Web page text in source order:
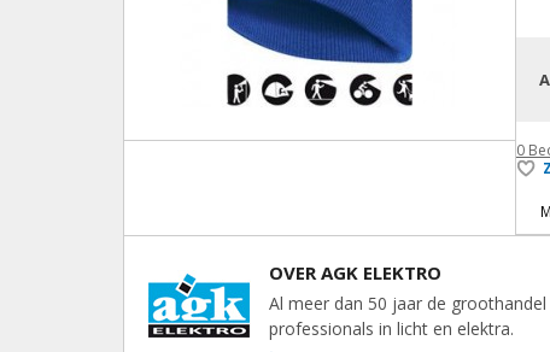
0
OVER AGK ELEKTRO
Al meer dan 50 jaar de
professionals in licht en elektra.